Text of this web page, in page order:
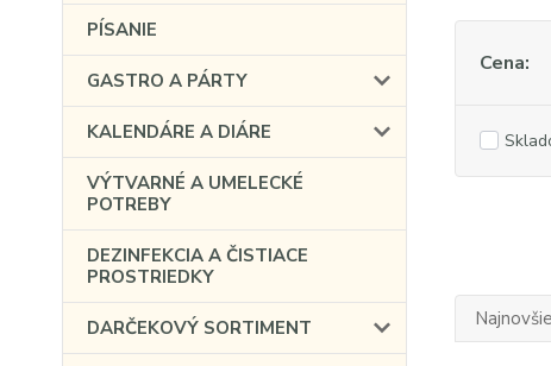
PÍSANIE
GASTRO A PÁRTY
KALENDÁRE A DIÁRE
VÝTVARNÉ A UMELECKÉ
POTREBY
DEZINFEKCIA A ČISTIACE
PROSTRIEDKY
DARČEKOVÝ SORTIMENT
Cena:
Najnovšie